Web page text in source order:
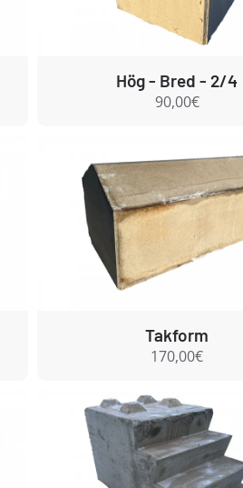
Hög - Bred - 2/4
90,00€
Takform
170,00€